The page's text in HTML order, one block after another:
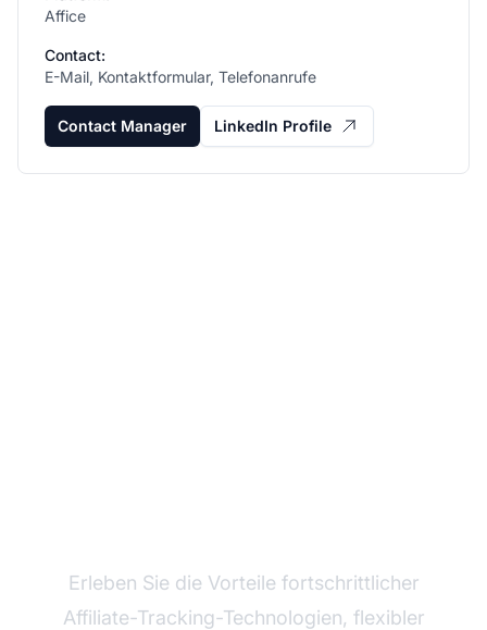
Affice
Contact:
E-Mail, Kontaktformular, Telefonanrufe
Contact Manager LinkedIn Profile
Erleben Sie die Vorteile fortschrittlicher
Affiliate-Tracking-Technologien, flexibler